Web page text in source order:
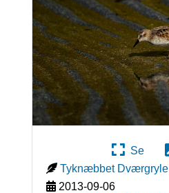
Se
Tyknæbbet Dværgryle
2013-09-06